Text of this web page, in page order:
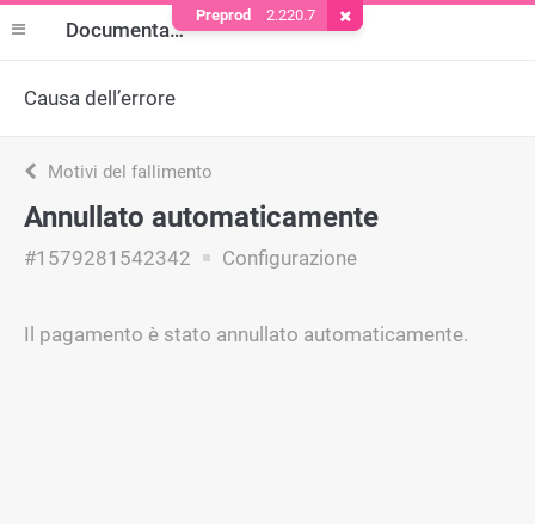
Documentazione
Causa dell’errore
Motivi del fallimento
Annullato automaticamente
#1579281542342 Configurazione
Il pagamento è stato annullato automaticamente.
Preprod 2.220.7 Rimuovere il cookie